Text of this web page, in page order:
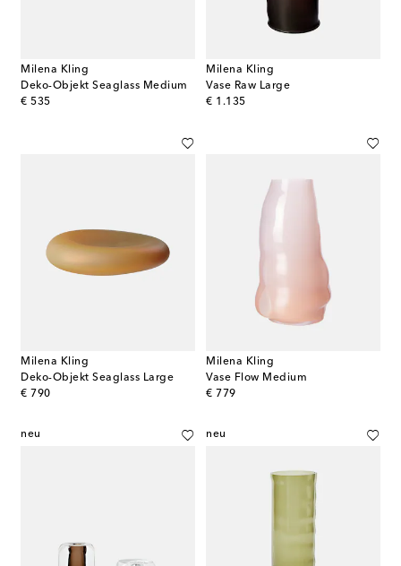
Milena Kling
Deko-Objekt Seaglass Medium
€ 535
original price
Milena Kling
Vase Raw Large
€ 1.135
original price
Milena Kling
Deko-Objekt Seaglass Large
€ 790
original price
Milena Kling
Vase Flow Medium
€ 779
original price
neu neu